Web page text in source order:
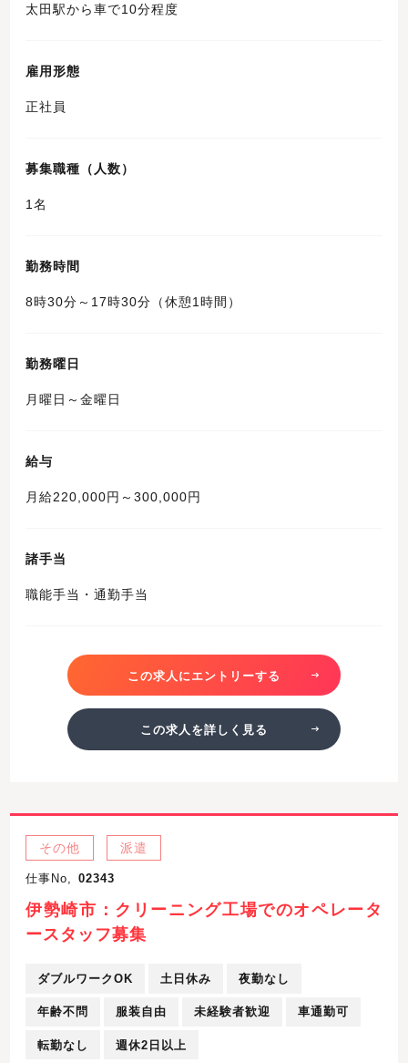
太田駅から車で10分程度
雇用形態
正社員
募集職種（人数）
1名
勤務時間
8時30分～17時30分（休憩1時間）
勤務曜日
月曜日～金曜日
給与
月給220,000円～300,000円
諸手当
職能手当・通勤手当
この求人にエントリーする
この求人を詳しく見る
その他 派遣
仕事No, 02343
伊勢崎市：クリーニング工場でのオペレータ
ースタッフ募集
ダブルワークOK 土日休み 夜勤なし
年齢不問 服装自由 未経験者歓迎 車通勤可
転勤なし 週休2日以上